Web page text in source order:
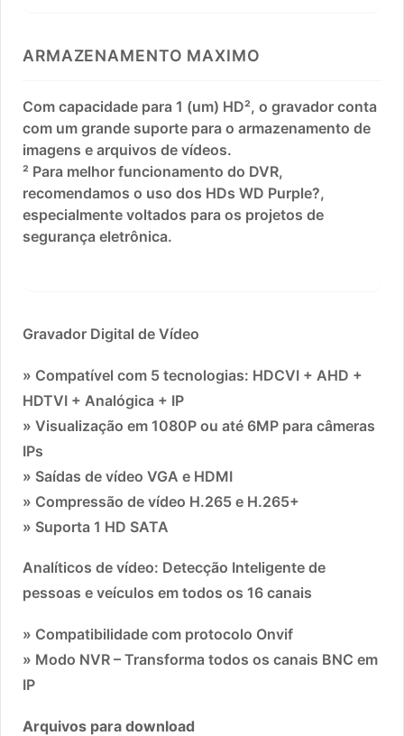
ARMAZENAMENTO MAXIMO
Com capacidade para 1 (um) HD², o gravador conta
com um grande suporte para o armazenamento de
imagens e arquivos de vídeos.
² Para melhor funcionamento do DVR,
recomendamos o uso dos HDs WD Purple?,
especialmente voltados para os projetos de
segurança eletrônica.
Gravador Digital de Vídeo
» Compatível com 5 tecnologias: HDCVI + AHD +
HDTVI + Analógica + IP
» Visualização em 1080P ou até 6MP para câmeras
IPs
» Saídas de vídeo VGA e HDMI
» Compressão de vídeo H.265 e H.265+
» Suporta 1 HD SATA
Analíticos de vídeo: Detecção Inteligente de
pessoas e veículos em todos os 16 canais
» Compatibilidade com protocolo Onvif
» Modo NVR – Transforma todos os canais BNC em
IP
Arquivos para download